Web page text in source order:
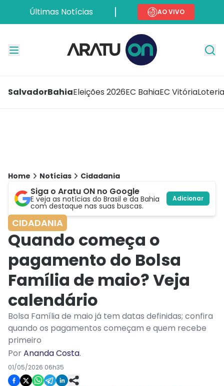
Últimas Notícias AO VIVO
SalvadorBahiaEleições 2026EC BahiaEC Vitória
Home Notícias Cidadania
Siga o Aratu ON no Google
E veja as notícias do Brasil e da Bahia
com destaque nas suas buscas.
Adicionar
CIDADANIA
Quando começa o
pagamento do Bolsa
Família de maio? Veja
calendário
Bolsa Família de maio já tem datas definidas; confira
quando os pagamentos começam e quem recebe
primeiro
PorAnanda Costa.
01/05/2026 06h35